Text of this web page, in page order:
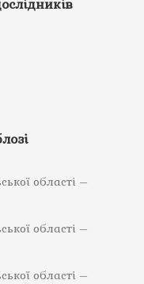
області –
області –
області –